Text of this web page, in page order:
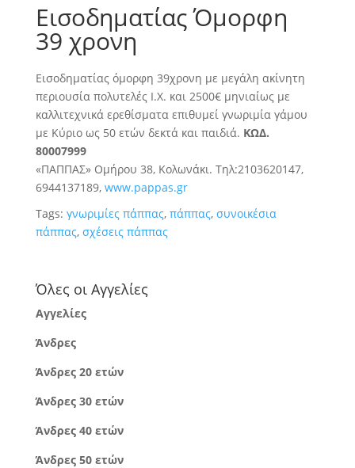
Εισοδηματίας Όμορφη
39 χρονη
Εισοδηματίας όμορφη 39χρονη με μεγάλη ακίνητη
περιουσία πολυτελές Ι.Χ. και 2500€ μηνιαίως με
καλλιτεχνικά ερεθίσματα επιθυμεί γνωριμία γάμου
με Κύριο ως 50 ετών δεκτά και παιδιά. ΚΩΔ.
80007999
«ΠΑΠΠΑΣ» Ομήρου 38, Κολωνάκι. Τηλ:2103620147,
6944137189, www.pappas.gr
Tags: γνωριμίες πάππας, πάππας, συνοικέσια
πάππας, σχέσεις πάππας
Όλες οι Αγγελίες
Αγγελίες
Άνδρες
Άνδρες 20 ετών
Άνδρες 30 ετών
Άνδρες 40 ετών
Άνδρες 50 ετών